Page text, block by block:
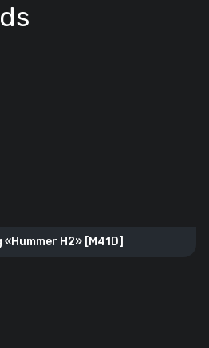
«Hummer H2» [M41D]